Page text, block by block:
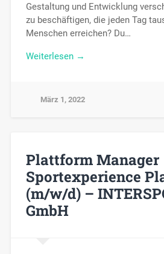
Gestaltung und Entwicklung
zu beschäftigen, die jeden Tag
Menschen erreichen? Du…
Weiterlesen →
März 1, 2022
Plattform Manager
Sportexperience
(m/w/d) –
GmbH